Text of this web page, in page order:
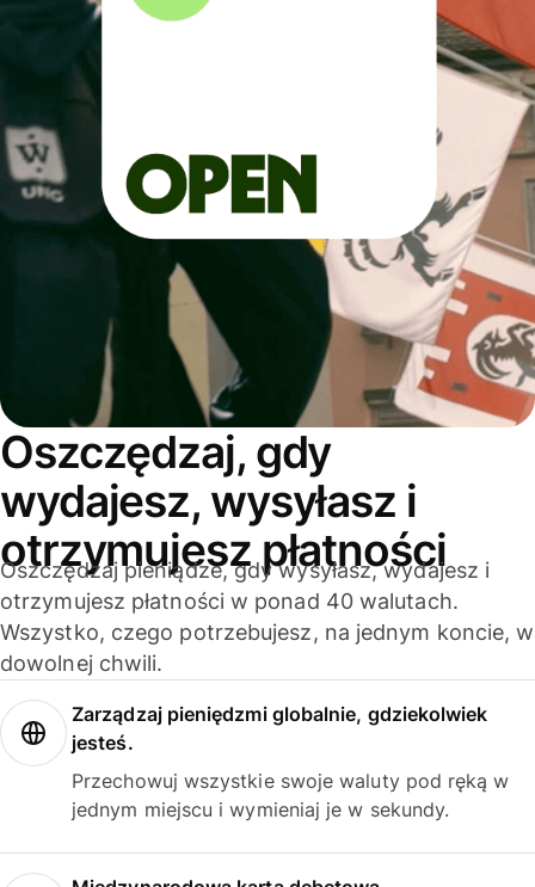
Oszczędzaj, gdy
wydajesz, wysyłasz i
otrzymujesz płatności
Oszczędzaj pieniądze, gdy wysyłasz, wydajesz i
otrzymujesz płatności w ponad 40 walutach.
Wszystko, czego potrzebujesz, na jednym koncie, w
dowolnej chwili.
Zarządzaj pieniędzmi globalnie, gdziekolwiek
jesteś.
Przechowuj wszystkie swoje waluty pod ręką w
jednym miejscu i wymieniaj je w sekundy.